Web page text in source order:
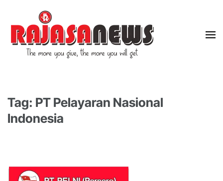
Tag: PT Pelayaran Nasional
Indonesia